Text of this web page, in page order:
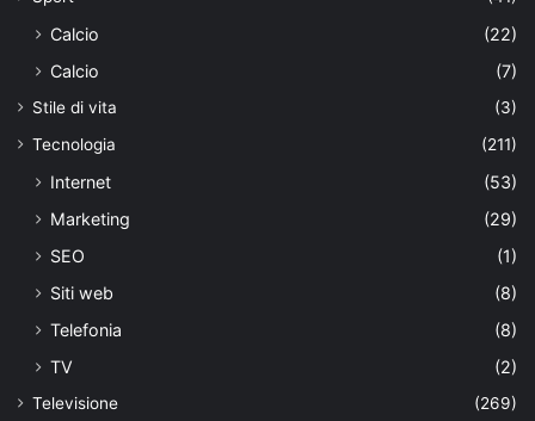
Calcio
(22)
Calcio
(7)
Stile di vita
(3)
Tecnologia
(211)
Internet
(53)
Marketing
(29)
SEO
(1)
Siti web
(8)
Telefonia
(8)
TV
(2)
Televisione (269)